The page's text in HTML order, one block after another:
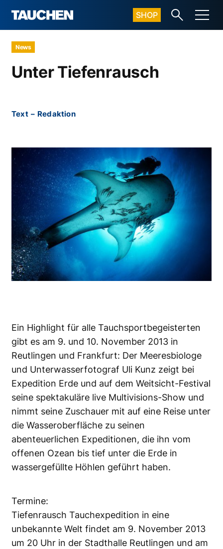
SHOP
News
Unter Tiefenrausch
Text – Redaktion
Ein Highlight für alle Tauchsportbegeisterten
gibt es am 9. und 10. November 2013 in
Reutlingen und Frankfurt: Der Meeresbiologe
und Unterwasserfotograf Uli Kunz zeigt bei
Expedition Erde und auf dem Weitsicht-Festival
seine spektakuläre live Multivisions-Show und
nimmt seine Zuschauer mit auf eine Reise unter
die Wasseroberfläche zu seinen
abenteuerlichen Expeditionen, die ihn vom
offenen Ozean bis tief unter die Erde in
wassergefüllte Höhlen geführt haben.
Termine:
Tiefenrausch Tauchexpedition in eine
unbekannte Welt findet am 9. November 2013
um 20 Uhr in der Stadthalle Reutlingen und am